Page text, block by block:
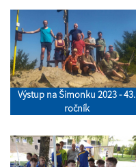
Výstup na Šimonku 2023 - 43.
ročník